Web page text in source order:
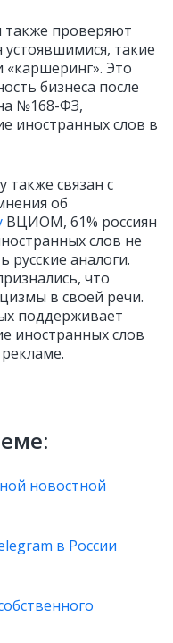
также проверяют
такие
«каршеринг». Это
бизнеса после
№168-ФЗ,
иностранных слов в
также связан с
об
ВЦИОМ, 61% россиян
слов не
русские аналоги.
что
в своей речи.
поддерживает
иностранных слов
новостной
в России